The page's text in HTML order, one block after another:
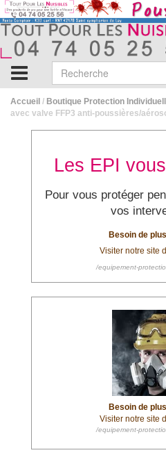
Accueil / Boutique Protection
avec valve FFP3 anti-poussières/
Les EPI
Pour vous protéger
vos
Besoin de
Visiter notre site
/equipement-
Besoin de
Visiter notre site
/equipement-